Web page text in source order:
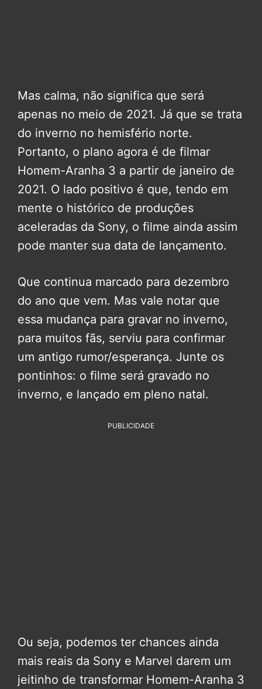
Mas calma, não significa que será
apenas no meio de 2021. Já que se trata
do inverno no hemisfério norte.
Portanto, o plano agora é de filmar
Homem-Aranha 3 a partir de janeiro de
2021. O lado positivo é que, tendo em
mente o histórico de produções
aceleradas da Sony, o filme ainda assim
pode manter sua data de lançamento.
Que continua marcado para dezembro
do ano que vem. Mas vale notar que
essa mudança para gravar no inverno,
para muitos fãs, serviu para confirmar
um antigo rumor/esperança. Junte os
pontinhos: o filme será gravado no
inverno, e lançado em pleno natal.
PUBLICIDADE
Ou seja, podemos ter chances ainda
mais reais da Sony e Marvel darem um
jeitinho de transformar Homem-Aranha 3